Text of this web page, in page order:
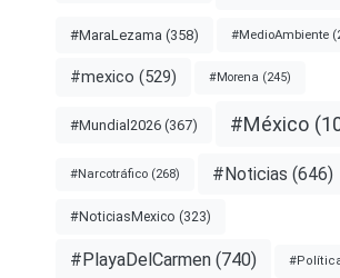
#MaraLezama (358) #MedioAmbiente
#mexico (529) #Morena (245)
#Mundial2026 (367) #México
#Narcotráfico (268) #Noticias (646)
#NoticiasMexico (323)
#PlayaDelCarmen (740)